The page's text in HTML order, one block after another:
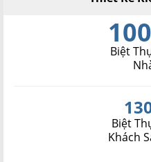
Biệt
Biệt
Khách